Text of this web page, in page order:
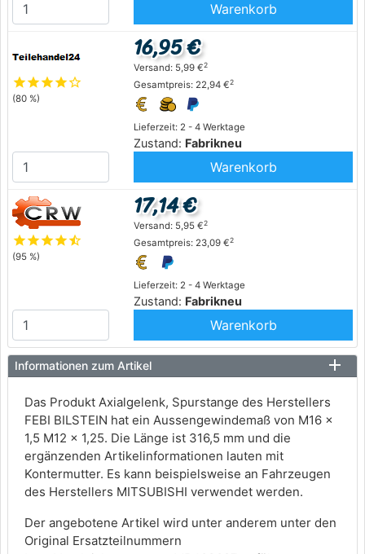
Warenkorb
starstarstarstarstar_outline
(80 %)
Lieferzeit: 2 - 4 Werktage
Zustand: Fabrikneu
16,95 €
Versand: 5,99 €2
Gesamtpreis: 22,94 €2
Warenkorb
starstarstarstarstar_half
(95 %)
Lieferzeit: 2 - 4 Werktage
Zustand: Fabrikneu
17,14 €
Versand: 5,95 €2
Gesamtpreis: 23,09 €2
Warenkorb
Informationen zum Artikel
Das Produkt Axialgelenk, Spurstange des Herstellers
FEBI BILSTEIN hat ein Aussengewindemaß von M16 x
1,5 M12 x 1,25. Die Länge ist 316,5 mm und die
ergänzenden Artikelinformationen lauten mit
Kontermutter. Es kann beispielsweise an Fahrzeugen
des Herstellers MITSUBISHI verwendet werden.
Der angebotene Artikel wird unter anderem unter den
Original Ersatzteilnummern